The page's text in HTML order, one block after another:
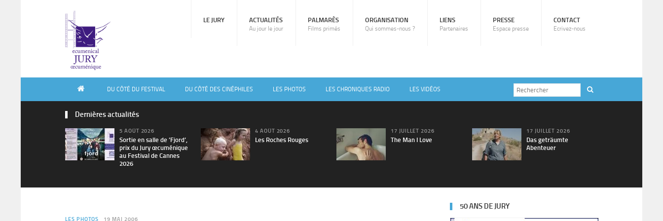
LE JURY ACTUALITÉS
Au jour le jour
PALMARÈS
Films primés
ORGANISATION
Qui sommes-nous ?
LIENS
Partenaires
PRESSE
Espace presse
CONTACT
Ecrivez-nous
DU CÔTÉ DU FESTIVAL DU CÔTÉ DES CINÉPHILES LES PHOTOS LES CHRONIQUES RADIO LES VIDÉOS
Dernières actualités
5 AOÛT 2026
Sortie en salle de ’Fjord’,
prix du Jury œcuménique
au Festival de Cannes
2026
4 AOÛT 2026
Les Roches Rouges
17 JUILLET 2026
The Man I Love
17 JUILLET 2026
Das geträumte
Abenteuer
LES PHOTOS 19 MAI 2006
50 ANS DE JURY